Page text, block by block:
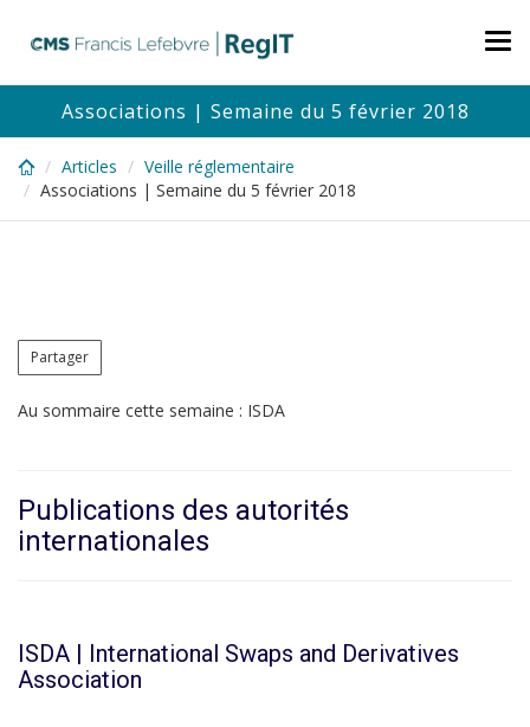
content
Associations | Semaine du 5 février 2018
Articles
Veille réglementaire
Associations | Semaine du 5 février 2018
Partager
Au sommaire cette semaine : ISDA
Publications des autorités
internationales
ISDA | International Swaps and Derivatives
Association